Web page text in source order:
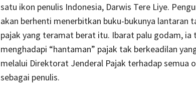
satu ikon penulis Indonesia, Darwis Tere Liye.
akan berhenti menerbitkan buku-bukunya lantaran
pajak yang teramat berat itu. Ibarat palu godam, ia
menghadapi “hantaman” pajak tak berkeadilan
melalui Direktorat Jenderal Pajak terhadap semua
sebagai penulis.